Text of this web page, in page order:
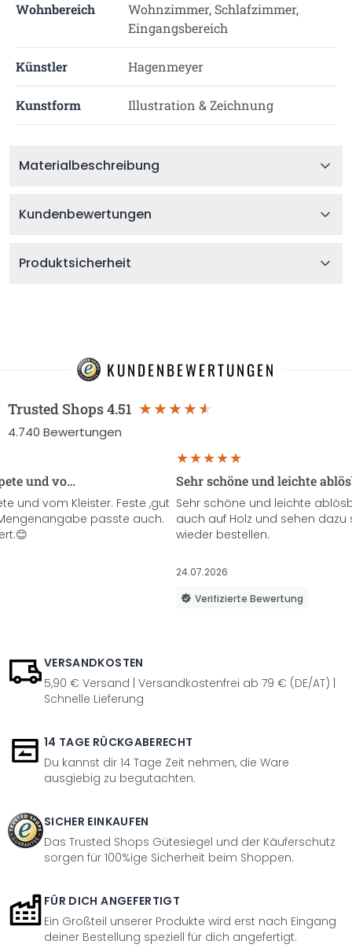
Wohnbereich
Wohnzimmer, Schlafzimmer,
Eingangsbereich
Künstler Hagenmeyer
Kunstform Illustration & Zeichnung
Materialbeschreibung
Kundenbewertungen
Produktsicherheit
KUNDENBEWERTUNGEN
Trusted Shops4.51
4.740 Bewertungen
und vo…
und vom Kleister. Feste ,gut
passte auch.
Sehr schöne und leichte
Sehr schöne und leichte
auch auf Holz und sehen
wieder bestellen.
24.07.2026
Verifizierte Bewertung
VERSANDKOSTEN
5,90 € Versand | Versandkostenfrei ab 79 € (DE/AT) |
Schnelle Lieferung
14 TAGE RÜCKGABERECHT
Du kannst dir 14 Tage Zeit nehmen, die Ware
ausgiebig zu begutachten.
SICHER EINKAUFEN
Das Trusted Shops Gütesiegel und der Käuferschutz
sorgen für 100%ige Sicherheit beim Shoppen.
FÜR DICH ANGEFERTIGT
Ein Großteil unserer Produkte wird erst nach Eingang
deiner Bestellung speziell für dich angefertigt.